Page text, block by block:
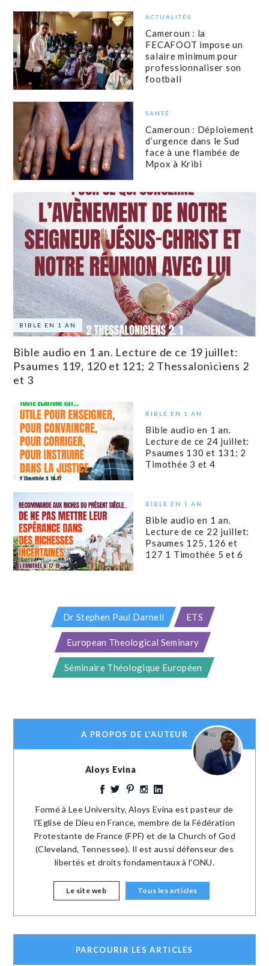
ACTUALITÉS
Cameroun : la
FECAFOOT impose un
salaire minimum pour
professionnaliser son
football
SANTÉ
Cameroun : Déploiement
d’urgence dans le Sud
face à une flambée de
Mpox à Kribi
BIBLE EN 1 AN
Bible audio en 1 an. Lecture de ce 19 juillet:
Psaumes 119, 120 et 121; 2 Thessaloniciens 2
et 3
BIBLE EN 1 AN
Bible audio en 1 an.
Lecture de ce 24 juillet:
Psaumes 130 et 131; 2
Timothée 3 et 4
BIBLE EN 1 AN
Bible audio en 1 an.
Lecture de ce 22 juillet:
Psaumes 125, 126 et
127 1 Timothée 5 et 6
Dr Stephen Paul Darnell ETS
European Theological Seminary
Séminaire Théologique Européen
A PROPOS DE L'AUTEUR
Aloys Evina
Formé à Lee University, Aloys Evina est pasteur de
l'Eglise de Dieu en France, membre de la Fédération
Protestante de France (FPF) et de la Church of God
(Cleveland, Tennessee). Il est aussi défenseur des
libertés et droits fondamentaux à l'ONU.
Le site web Tous les articles
PARCOURIR LES ARTICLES